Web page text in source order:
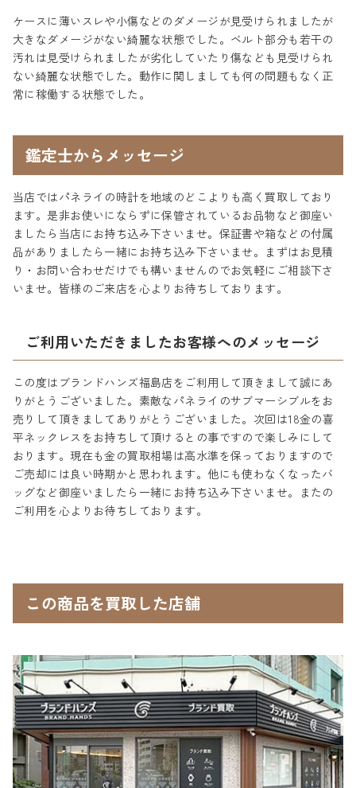
ケースに薄いスレや小傷などのダメージが見受けられましたが
大きなダメージがない綺麗な状態でした。ベルト部分も若干の
汚れは見受けられましたが劣化していたり傷なども見受けられ
ない綺麗な状態でした。動作に関しましても何の問題もなく正
常に稼働する状態でした。
鑑定士からメッセージ
当店ではパネライの時計を地域のどこよりも高く買取しており
ます。是非お使いにならずに保管されているお品物など御座い
ましたら当店にお持ち込み下さいませ。保証書や箱などの付属
品がありましたら一緒にお持ち込み下さいませ。まずはお見積
り・お問い合わせだけでも構いませんのでお気軽にご相談下さ
いませ。皆様のご来店を心よりお待ちしております。
ご利用いただきましたお客様へのメッセージ
この度はブランドハンズ福島店をご利用して頂きまして誠にあ
りがとうございました。素敵なパネライのサブマーシブルをお
売りして頂きましてありがとうございました。次回は18金の喜
平ネックレスをお持ちして頂けるとの事ですので楽しみにして
おります。現在も金の買取相場は高水準を保っておりますので
ご売却には良い時期かと思われます。他にも使わなくなったバ
ッグなど御座いましたら一緒にお持ち込み下さいませ。またの
ご利用を心よりお待ちしております。
この商品を買取した店舗